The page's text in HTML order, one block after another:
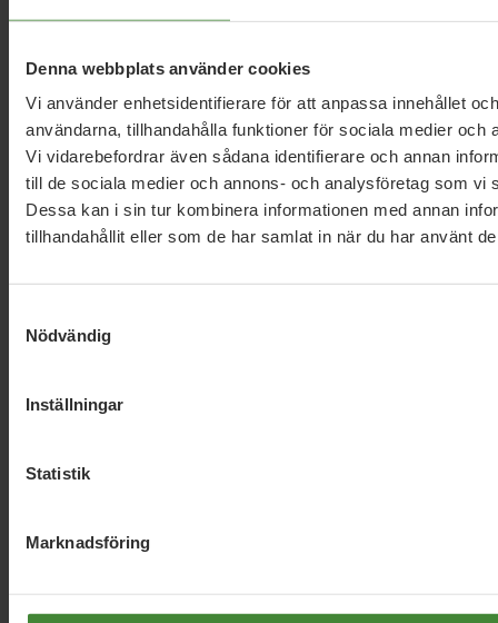
Denna webbplats använder cookies
Vi använder enhetsidentifierare för att anpassa innehållet
användarna, tillhandahålla funktioner för sociala medier och
Vi vidarebefordrar även sådana identifierare och annan
till de sociala medier och annons- och analysföretag som vi
Dessa kan i sin tur kombinera informationen med annan
tillhandahållit eller som de har samlat in när du har använt
Nödvändig
Inställningar
Statistik
Marknadsföring